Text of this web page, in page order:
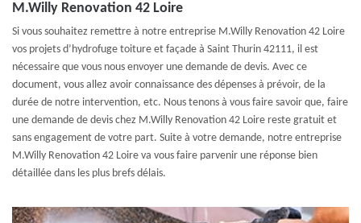
M.Willy Renovation 42 Loire
Si vous souhaitez remettre à notre entreprise M.Willy Renovation 42 Loire
vos projets d’hydrofuge toiture et façade à Saint Thurin 42111, il est
nécessaire que vous nous envoyer une demande de devis. Avec ce
document, vous allez avoir connaissance des dépenses à prévoir, de la
durée de notre intervention, etc. Nous tenons à vous faire savoir que, faire
une demande de devis chez M.Willy Renovation 42 Loire reste gratuit et
sans engagement de votre part. Suite à votre demande, notre entreprise
M.Willy Renovation 42 Loire va vous faire parvenir une réponse bien
détaillée dans les plus brefs délais.